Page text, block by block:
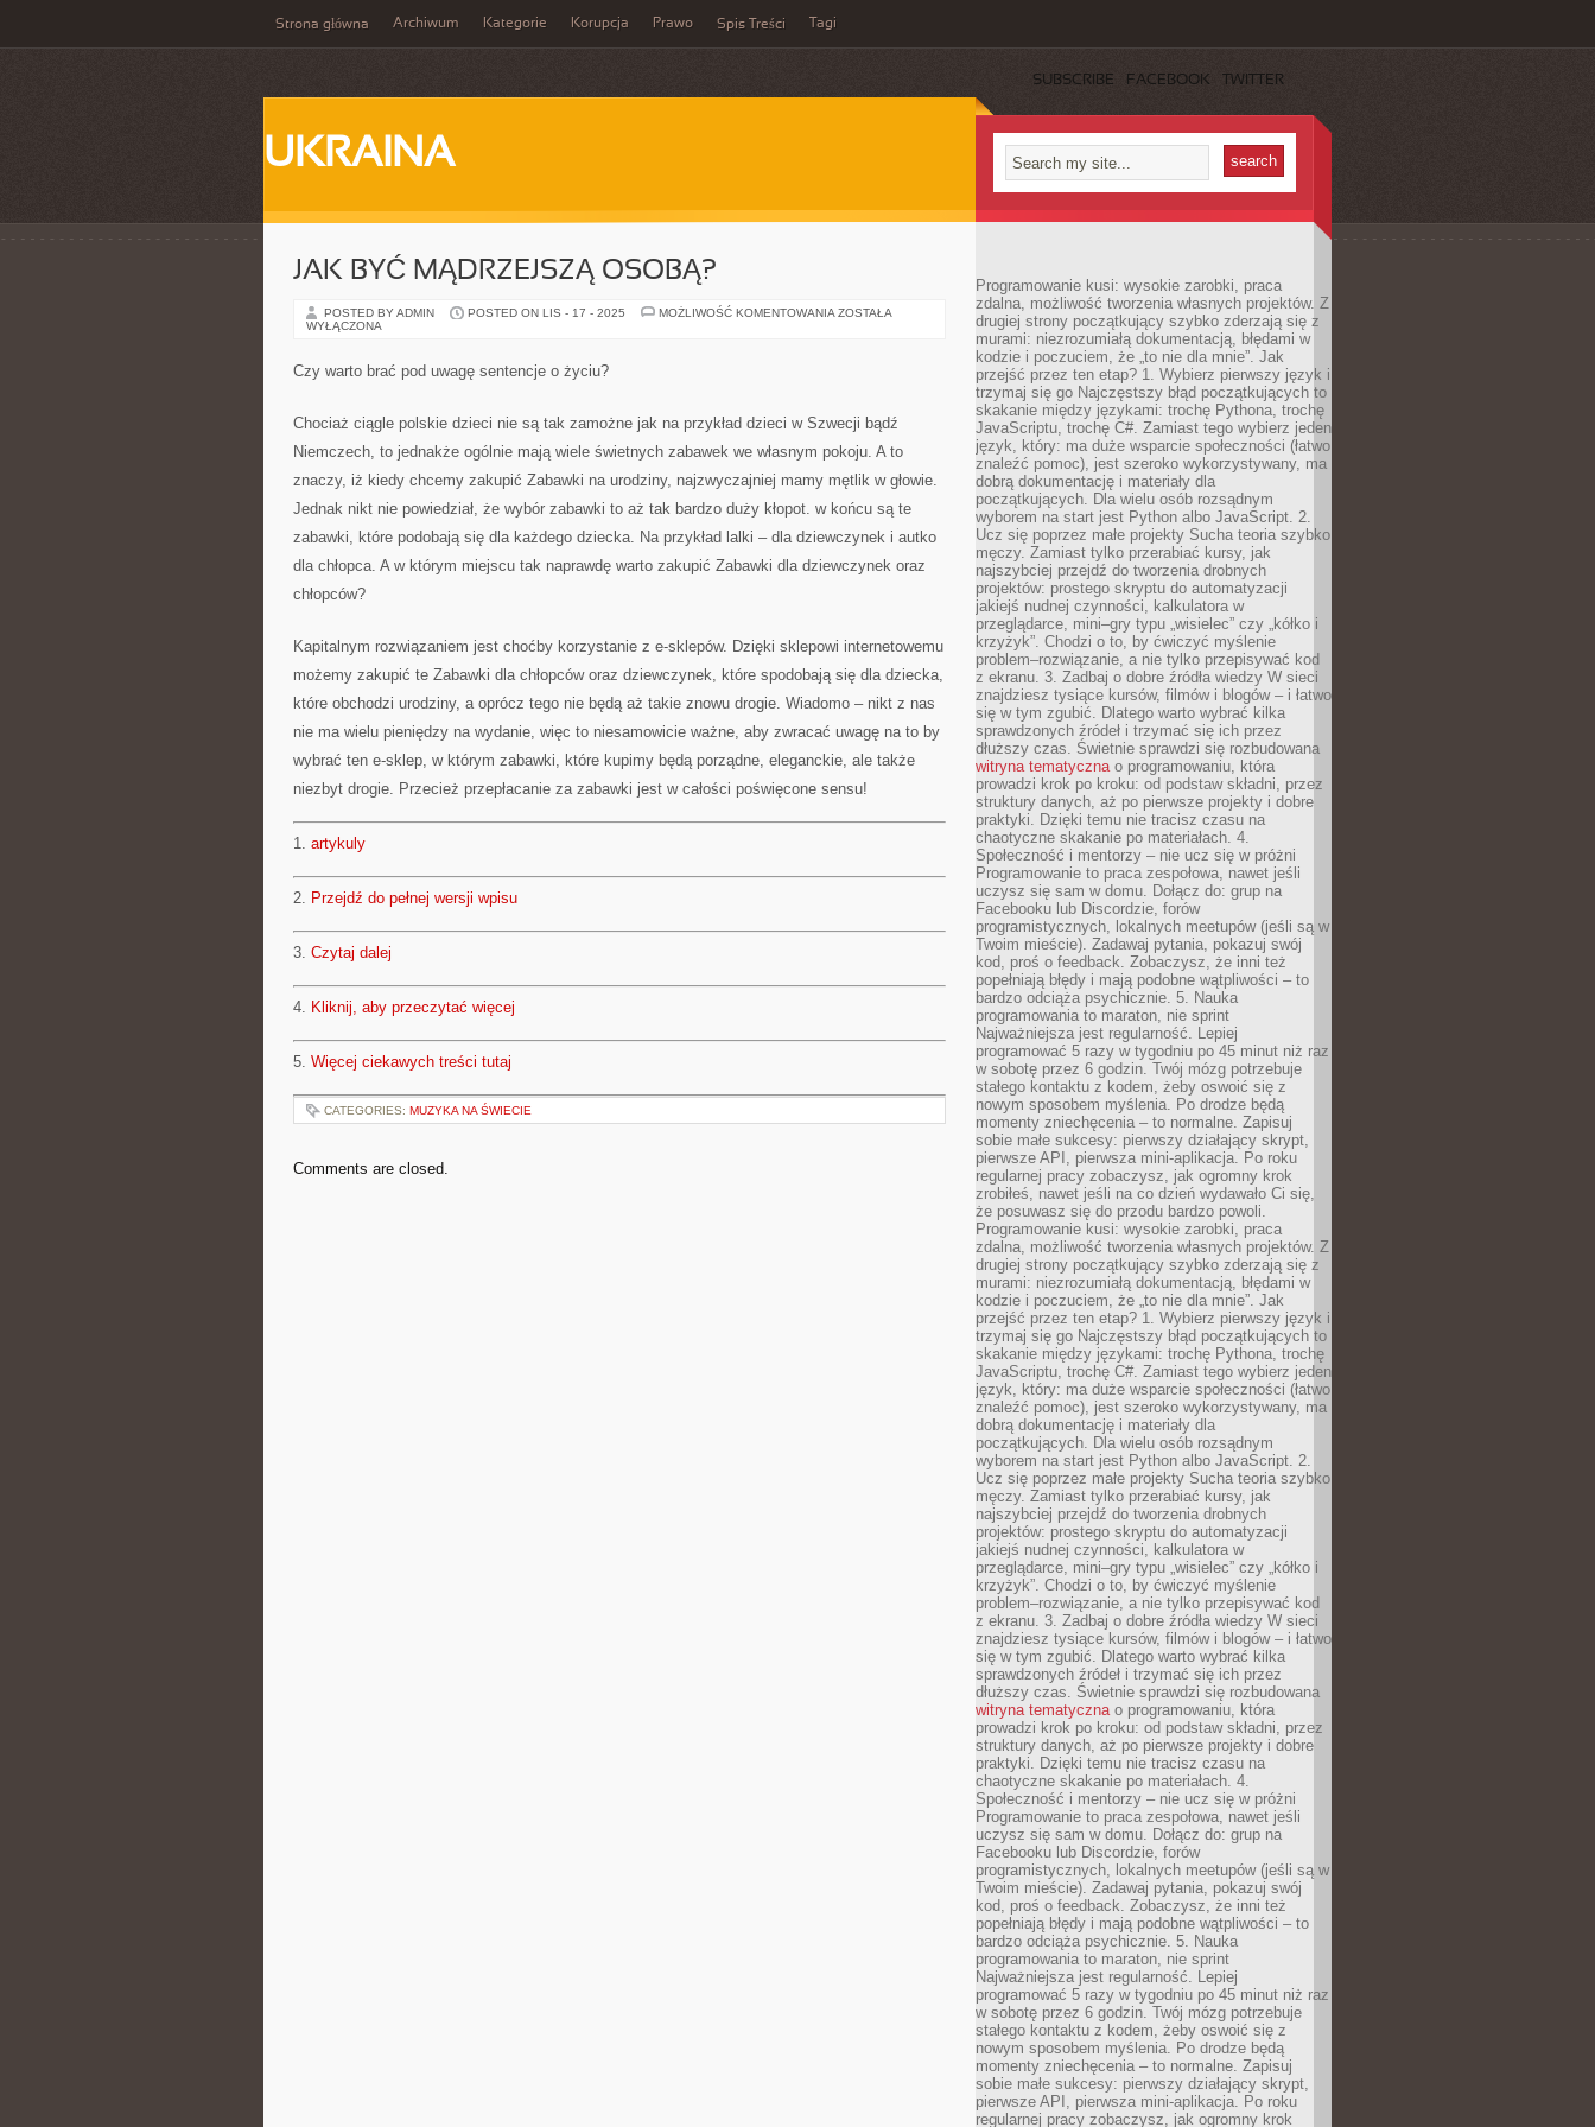
Strona główna Archiwum Kategorie Korupcja Prawo Spis Treści Tagi
SUBSCRIBE FACEBOOK TWITTER
UKRAINA
JAK BYĆ MĄDRZEJSZĄ OSOBĄ?
POSTED BY ADMIN POSTED ON LIS - 17 - 2025 MOŻLIWOŚĆ KOMENTOWANIA JAK
ZOSTAŁA
WYŁĄCZONA
Czy warto brać pod uwagę sentencje o życiu?
Chociaż ciągle polskie dzieci nie są tak zamożne jak na przykład dzieci w Szwecji bądź
Niemczech, to jednakże ogólnie mają wiele świetnych zabawek we własnym pokoju. A to
znaczy, iż kiedy chcemy zakupić Zabawki na urodziny, najzwyczajniej mamy mętlik w głowie.
Jednak nikt nie powiedział, że wybór zabawki to aż tak bardzo duży kłopot. w końcu są te
zabawki, które podobają się dla każdego dziecka. Na przykład lalki – dla dziewczynek i autko
dla chłopca. A w którym miejscu tak naprawdę warto zakupić Zabawki dla dziewczynek oraz
chłopców?
Kapitalnym rozwiązaniem jest choćby korzystanie z e-sklepów. Dzięki sklepowi internetowemu
możemy zakupić te Zabawki dla chłopców oraz dziewczynek, które spodobają się dla dziecka,
które obchodzi urodziny, a oprócz tego nie będą aż takie znowu drogie. Wiadomo – nikt z nas
nie ma wielu pieniędzy na wydanie, więc to niesamowicie ważne, aby zwracać uwagę na to by
wybrać ten e-sklep, w którym zabawki, które kupimy będą porządne, eleganckie, ale także
niezbyt drogie. Przecież przepłacanie za zabawki jest w całości poświęcone sensu!
1. artykuly
2. Przejdź do pełnej wersji wpisu
3. Czytaj dalej
4. Kliknij, aby przeczytać więcej
5. Więcej ciekawych treści tutaj
CATEGORIES: MUZYKA NA ŚWIECIE
Comments are closed.
Programowanie kusi: wysokie zarobki, praca
zdalna, możliwość tworzenia własnych projektów. Z
drugiej strony początkujący szybko zderzają się z
murami: niezrozumiałą dokumentacją, błędami w
kodzie i poczuciem, że „to nie dla mnie”. Jak
przejść przez ten etap? 1. Wybierz pierwszy język i
trzymaj się go Najczęstszy błąd początkujących to
skakanie między językami: trochę Pythona, trochę
JavaScriptu, trochę C#. Zamiast tego wybierz jeden
język, który: ma duże wsparcie społeczności (łatwo
znaleźć pomoc), jest szeroko wykorzystywany, ma
dobrą dokumentację i materiały dla
początkujących. Dla wielu osób rozsądnym
wyborem na start jest Python albo JavaScript. 2.
Ucz się poprzez małe projekty Sucha teoria szybko
męczy. Zamiast tylko przerabiać kursy, jak
najszybciej przejdź do tworzenia drobnych
projektów: prostego skryptu do automatyzacji
jakiejś nudnej czynności, kalkulatora w
przeglądarce, mini–gry typu „wisielec” czy „kółko i
krzyżyk”. Chodzi o to, by ćwiczyć myślenie
problem–rozwiązanie, a nie tylko przepisywać kod
z ekranu. 3. Zadbaj o dobre źródła wiedzy W sieci
znajdziesz tysiące kursów, filmów i blogów – i łatwo
się w tym zgubić. Dlatego warto wybrać kilka
sprawdzonych źródeł i trzymać się ich przez
dłuższy czas. Świetnie sprawdzi się rozbudowana
witryna tematycznao programowaniu, która
prowadzi krok po kroku: od podstaw składni, przez
struktury danych, aż po pierwsze projekty i dobre
praktyki. Dzięki temu nie tracisz czasu na
chaotyczne skakanie po materiałach. 4.
Społeczność i mentorzy – nie ucz się w próżni
Programowanie to praca zespołowa, nawet jeśli
uczysz się sam w domu. Dołącz do: grup na
Facebooku lub Discordzie, forów
programistycznych, lokalnych meetupów (jeśli są w
Twoim mieście). Zadawaj pytania, pokazuj swój
kod, proś o feedback. Zobaczysz, że inni też
popełniają błędy i mają podobne wątpliwości – to
bardzo odciąża psychicznie. 5. Nauka
programowania to maraton, nie sprint
Najważniejsza jest regularność. Lepiej
programować 5 razy w tygodniu po 45 minut niż raz
w sobotę przez 6 godzin. Twój mózg potrzebuje
stałego kontaktu z kodem, żeby oswoić się z
nowym sposobem myślenia. Po drodze będą
momenty zniechęcenia – to normalne. Zapisuj
sobie małe sukcesy: pierwszy działający skrypt,
pierwsze API, pierwsza mini-aplikacja. Po roku
regularnej pracy zobaczysz, jak ogromny krok
zrobiłeś, nawet jeśli na co dzień wydawało Ci się,
że posuwasz się do przodu bardzo powoli.
Programowanie kusi: wysokie zarobki, praca
zdalna, możliwość tworzenia własnych projektów. Z
drugiej strony początkujący szybko zderzają się z
murami: niezrozumiałą dokumentacją, błędami w
kodzie i poczuciem, że „to nie dla mnie”. Jak
przejść przez ten etap? 1. Wybierz pierwszy język i
trzymaj się go Najczęstszy błąd początkujących to
skakanie między językami: trochę Pythona, trochę
JavaScriptu, trochę C#. Zamiast tego wybierz jeden
język, który: ma duże wsparcie społeczności (łatwo
znaleźć pomoc), jest szeroko wykorzystywany, ma
dobrą dokumentację i materiały dla
początkujących. Dla wielu osób rozsądnym
wyborem na start jest Python albo JavaScript. 2.
Ucz się poprzez małe projekty Sucha teoria szybko
męczy. Zamiast tylko przerabiać kursy, jak
najszybciej przejdź do tworzenia drobnych
projektów: prostego skryptu do automatyzacji
jakiejś nudnej czynności, kalkulatora w
przeglądarce, mini–gry typu „wisielec” czy „kółko i
krzyżyk”. Chodzi o to, by ćwiczyć myślenie
problem–rozwiązanie, a nie tylko przepisywać kod
z ekranu. 3. Zadbaj o dobre źródła wiedzy W sieci
znajdziesz tysiące kursów, filmów i blogów – i łatwo
się w tym zgubić. Dlatego warto wybrać kilka
sprawdzonych źródeł i trzymać się ich przez
dłuższy czas. Świetnie sprawdzi się rozbudowana
witryna tematycznao programowaniu, która
prowadzi krok po kroku: od podstaw składni, przez
struktury danych, aż po pierwsze projekty i dobre
praktyki. Dzięki temu nie tracisz czasu na
chaotyczne skakanie po materiałach. 4.
Społeczność i mentorzy – nie ucz się w próżni
Programowanie to praca zespołowa, nawet jeśli
uczysz się sam w domu. Dołącz do: grup na
Facebooku lub Discordzie, forów
programistycznych, lokalnych meetupów (jeśli są w
Twoim mieście). Zadawaj pytania, pokazuj swój
kod, proś o feedback. Zobaczysz, że inni też
popełniają błędy i mają podobne wątpliwości – to
bardzo odciąża psychicznie. 5. Nauka
programowania to maraton, nie sprint
Najważniejsza jest regularność. Lepiej
programować 5 razy w tygodniu po 45 minut niż raz
w sobotę przez 6 godzin. Twój mózg potrzebuje
stałego kontaktu z kodem, żeby oswoić się z
nowym sposobem myślenia. Po drodze będą
momenty zniechęcenia – to normalne. Zapisuj
sobie małe sukcesy: pierwszy działający skrypt,
pierwsze API, pierwsza mini-aplikacja. Po roku
regularnej pracy zobaczysz, jak ogromny krok